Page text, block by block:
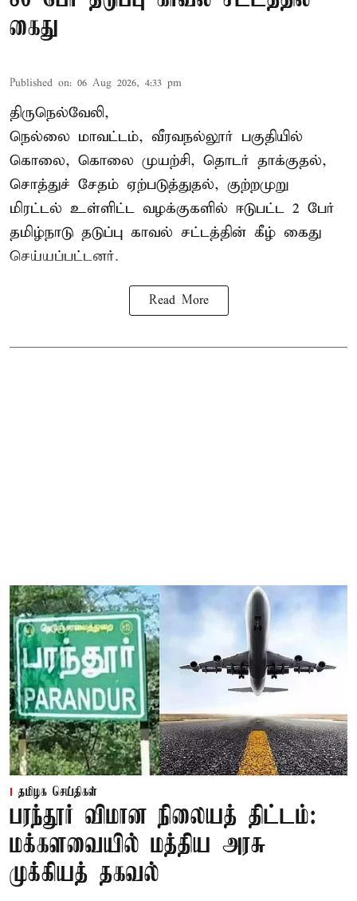
கைது
Published on: 06 Aug 2026, 4:33 pm
திருநெல்வேலி,
நெல்லை மாவட்டம், வீரவநல்லூர் பகுதியில்
கொலை, கொலை முயற்சி, தொடர் தாக்குதல்,
சொத்துச் சேதம் ஏற்படுத்துதல், குற்றமுறு
மிரட்டல் உள்ளிட்ட வழக்குகளில் ஈடுபட்ட 2 பேர்
தமிழ்நாடு தடுப்பு காவல் சட்டத்தின் கீழ் கைது
செய்யப்பட்டனர்.
Read More
தமிழக செய்திகள்
பரந்தூர் விமான நிலையத் திட்டம்:
மக்களவையில் மத்திய அரசு
முக்கியத் தகவல்